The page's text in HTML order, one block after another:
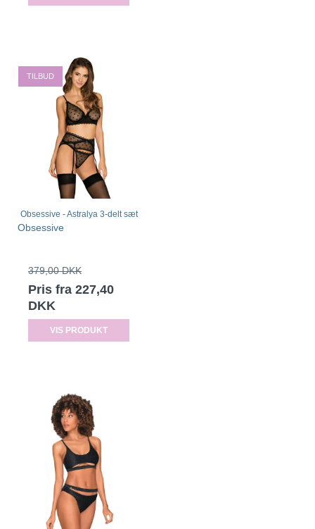
TILBUD
Obsessive - Astralya 3-delt sæt
Obsessive
379,00 DKK
Pris fra 227,40
DKK
VIS PRODUKT